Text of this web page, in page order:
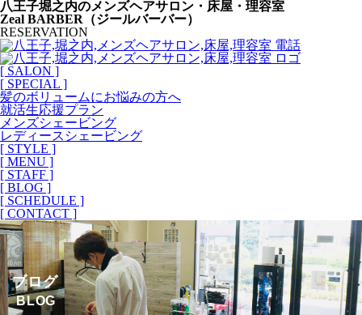
八王子堀之内のメンズヘアサロン・床屋・理容室
Zeal BARBER（ジールバーバー）
RESERVATION
[ SALON ]
[ SPECIAL ]
髪のボリュームにお悩みの方へ
就活生応援プラン
メンズシェービング
レディースシェービング
[ STYLE ]
[ MENU ]
[ STAFF ]
[ BLOG ]
[ SCHEDULE ]
[ CONTACT ]
ブログ
BLOG